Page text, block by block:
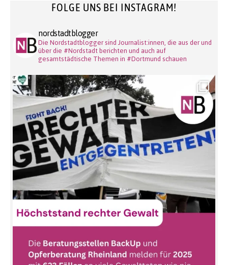
FOLGE UNS BEI INSTAGRAM!
nordstadtblogger
Die Nordstadtblogger sind Journalist:innen, die aus der und
über die #Nordstadt berichten und auch auf
gesamtstädtische Themen in #Dortmund schauen